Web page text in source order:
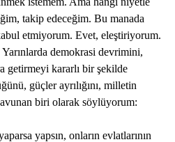
takip edeceğim. Bu manada
etmiyorum. Evet, eleştiriyorum.
demokrasi devrimini,
getirmeyi kararlı bir şekilde
güçler ayrılığını, milletin
biri olarak söylüyorum:
yapsın, onların evlatlarının